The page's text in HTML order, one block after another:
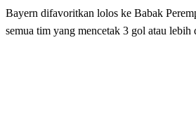
Bayern difavoritkan lolos ke Babak
semua tim yang mencetak 3 gol atau